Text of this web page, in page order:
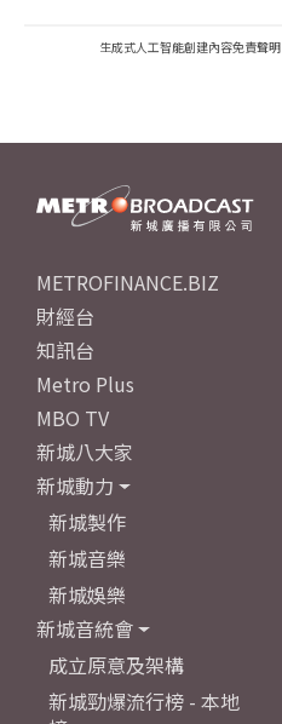
生成式人工智能創建內容免責聲明
METROFINANCE.BIZ
財經台
知訊台
Metro Plus
MBO TV
新城八大家
新城動力
新城製作
新城音樂
新城娛樂
新城音統會
成立原意及架構
新城勁爆流行榜 - 本地